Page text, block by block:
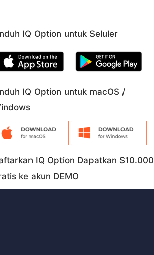
IQ Option untuk Seluler
IQ Option untuk macOS /
IQ Option Dapatkan $10.000
ke akun DEMO